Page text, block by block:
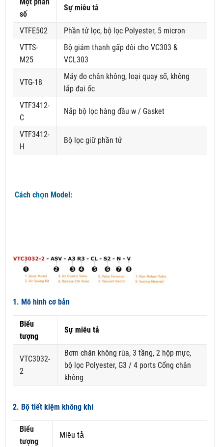
Một phần
số
Sự miêu tả
VTFE502
Phần tử lọc, bộ lọc Polyester, 5 micron
VTTS-
M25
Bộ giảm thanh gấp đôi cho VC303 &
VCL303
VTG-18
Máy đo chân không, loại quay số, không
lắp đai ốc
VTF3412-
C
Nắp bộ lọc hàng đầu w / Gasket
VTF3412-
H
Bộ lọc giữ phần tử
Cách chọn Model:
1. Mô hình cơ bản
Biểu
tượng
Sự miêu tả
VTC3032-
2
Bơm chân không rùa, 3 tầng, 2 hộp mực,
bộ lọc Polyester, G3 / 4 ports Cổng chân
không
2. Bộ tiết kiệm không khí
Biểu
tượng
Miêu tả